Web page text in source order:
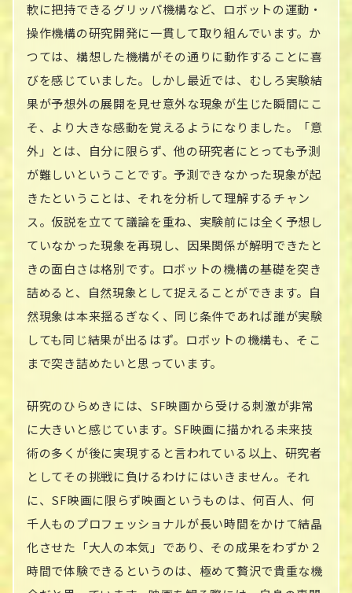
軟に把持できるグリッパ機構など、ロボットの運動・
操作機構の研究開発に一貫して取り組んでいます。か
つては、構想した機構がその通りに動作することに喜
びを感じていました。しかし最近では、むしろ実験結
果が予想外の展開を見せ意外な現象が生じた瞬間にこ
そ、より大きな感動を覚えるようになりました。「意
外」とは、自分に限らず、他の研究者にとっても予測
が難しいということです。予測できなかった現象が起
きたということは、それを分析して理解するチャン
ス。仮説を立てて議論を重ね、実験前には全く予想し
ていなかった現象を再現し、因果関係が解明できたと
きの面白さは格別です。ロボットの機構の基礎を突き
詰めると、自然現象として捉えることができます。自
然現象は本来揺るぎなく、同じ条件であれば誰が実験
しても同じ結果が出るはず。ロボットの機構も、そこ
まで突き詰めたいと思っています。
研究のひらめきには、SF映画から受ける刺激が非常
に大きいと感じています。SF映画に描かれる未来技
術の多くが後に実現すると言われている以上、研究者
としてその挑戦に負けるわけにはいきません。それ
に、SF映画に限らず映画というものは、何百人、何
千人ものプロフェッショナルが長い時間をかけて結晶
化させた「大人の本気」であり、その成果をわずか２
時間で体験できるというのは、極めて贅沢で貴重な機